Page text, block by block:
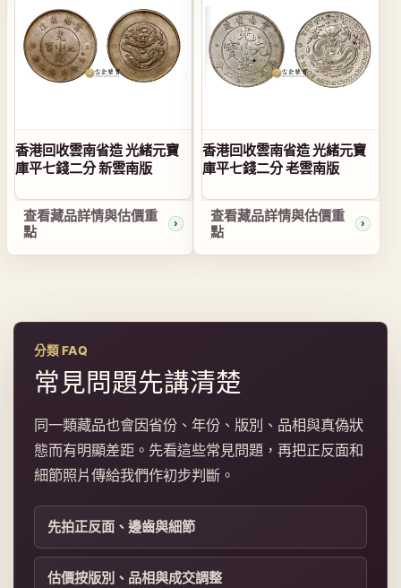
香港回收雲南省造 光緒元寶
庫平七錢二分 新雲南版
查看藏品詳情與估價重
點
香港回收雲南省造 光緒元寶
庫平七錢二分 老雲南版
查看藏品詳情與估價重
點
分類 FAQ
常見問題先講清楚
同一類藏品也會因省份、年份、版別、品相與真偽狀
態而有明顯差距。先看這些常見問題，再把正反面和
細節照片傳給我們作初步判斷。
先拍正反面、邊齒與細節
估價按版別、品相與成交調整